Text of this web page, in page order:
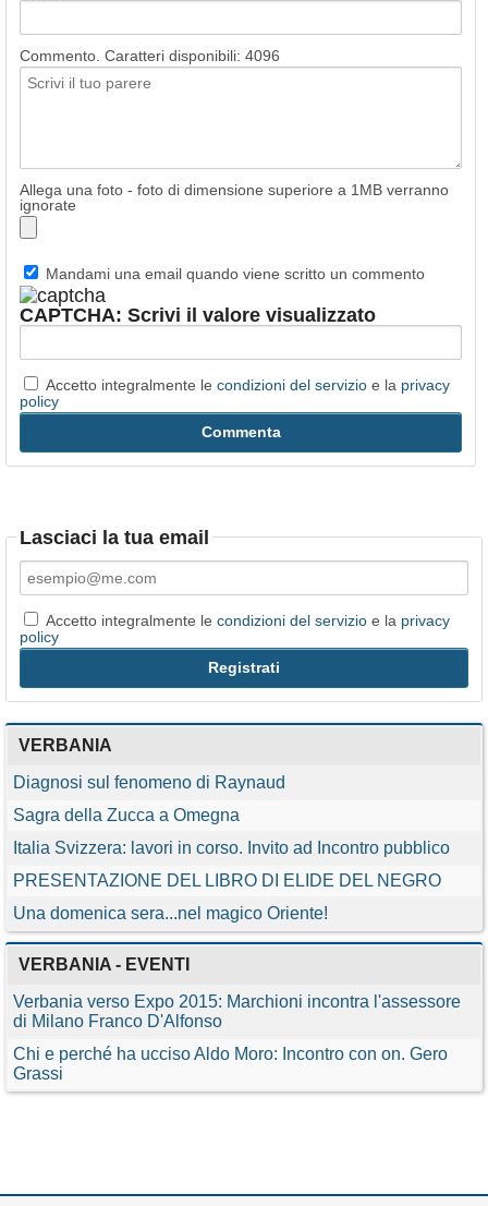
Commento. Caratteri disponibili: 4096
Allega una foto - foto di dimensione superiore a 1MB verranno
ignorate
Mandami una email quando viene scritto un commento
CAPTCHA: Scrivi il valore visualizzato
Accetto integralmente le condizioni del servizio e la privacy
policy
Lasciaci la tua email
Accetto integralmente le condizioni del servizio e la privacy
policy
VERBANIA
Diagnosi sul fenomeno di Raynaud
Sagra della Zucca a Omegna
Italia Svizzera: lavori in corso. Invito ad Incontro pubblico
PRESENTAZIONE DEL LIBRO DI ELIDE DEL NEGRO
Una domenica sera...nel magico Oriente!
VERBANIA - EVENTI
Verbania verso Expo 2015: Marchioni incontra l'assessore
di Milano Franco D'Alfonso
Chi e perché ha ucciso Aldo Moro: Incontro con on. Gero
Grassi